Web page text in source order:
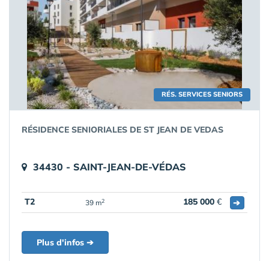
RÉS. SERVICES SENIORS
RÉSIDENCE SENIORIALES DE ST JEAN DE VEDAS
34430 - SAINT-JEAN-DE-VÉDAS
T2 39 m2 185 000 € ➔
Plus d'infos ➔